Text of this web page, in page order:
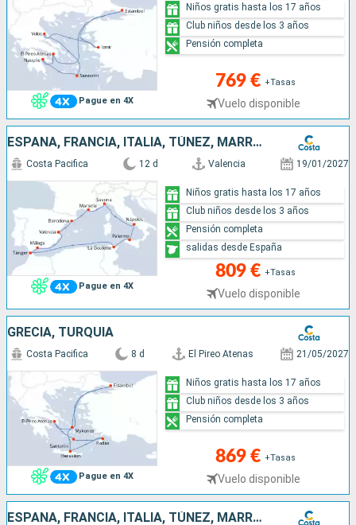
Pague en 4X
769 € +Tasas
Vuelo disponible
Niños gratis hasta los 17 años
Club niños desde los 3 años
Pensión completa
ESPAÑA, FRANCIA, ITALIA, TÚNEZ, MARRUECOS
Pague en 4X
Costa Pacifica 12 d Valencia 19/01/2027
809 € +Tasas
Vuelo disponible
Niños gratis hasta los 17 años
Club niños desde los 3 años
Pensión completa
salidas desde España
GRECIA, TURQUÍA
Pague en 4X
Costa Pacifica 8 d El Pireo Atenas 21/05/2027
869 € +Tasas
Vuelo disponible
Niños gratis hasta los 17 años
Club niños desde los 3 años
Pensión completa
ESPAÑA, FRANCIA, ITALIA, TÚNEZ, MARRUECOS